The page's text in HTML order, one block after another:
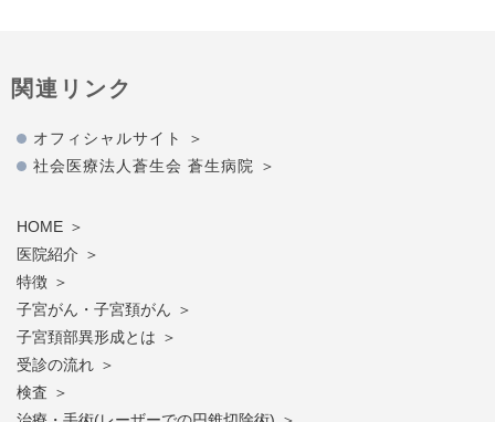
関連リンク
オフィシャルサイト
社会医療法人蒼生会 蒼生病院
HOME
医院紹介
特徴
子宮がん・子宮頚がん
子宮頚部異形成とは
受診の流れ
検査